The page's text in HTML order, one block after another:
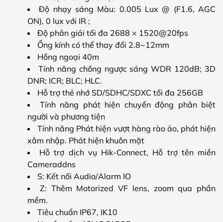
Độ nhạy sáng Màu: 0.005 Lux @ (F1.6, AGC
ON), 0 lux với IR ;
Độ phân giải tối đa 2688 × 1520@20fps
Ống kính có thể thay đổi 2.8~12mm
Hồng ngoại 40m
Tính năng chống ngược sáng WDR 120dB; 3D
DNR; ICR; BLC; HLC.
Hỗ trợ thẻ nhớ SD/SDHC/SDXC tối đa 256GB
Tính năng phát hiện chuyển động phân biệt
người và phương tiện
Tính năng Phát hiện vượt hàng rào ảo, phát hiện
xâm nhập. Phát hiện khuôn mặt
Hỗ trợ dịch vụ Hik-Connect, Hỗ trợ tên miền
Cameraddns
S: Kết nối Audio/Alarm IO
Z: Thêm Motorized VF lens, zoom qua phần
mềm.
Tiêu chuẩn IP67, IK10